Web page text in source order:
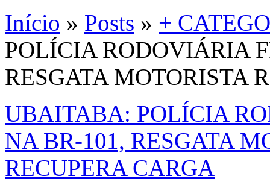
Início » Posts » +
POLÍCIA RODOVIÁRIA
RESGATA MOTORISTA
UBAITABA: POLÍCIA
NA BR-101, RESGATA
RECUPERA CARGA